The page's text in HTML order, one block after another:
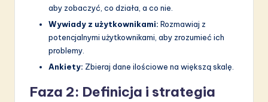
aby zobaczyć, co działa, a co nie.
Wywiady z użytkownikami: Rozmawiaj z
potencjalnymi użytkownikami, aby zrozumieć ich
problemy.
Ankiety: Zbieraj dane ilościowe na większą skalę.
Faza 2: Definicja i strategia